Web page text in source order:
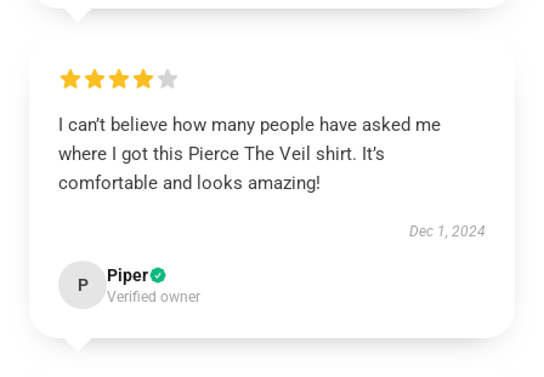
I can’t believe how many people have asked me
where I got this Pierce The Veil shirt. It’s
comfortable and looks amazing!
Dec 1, 2024
P Piper
Verified owner